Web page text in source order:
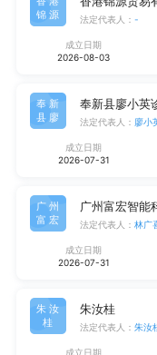
锦源
法定代表人： -
成立日期
2026-08-03
奉新
县廖
奉新县廖小英
法定代表人： 廖小
成立日期
2026-07-31
广州
富宏
广州富宏智能
法定代表人： 林广
成立日期
2026-07-31
朱汝
桂
朱汝桂
法定代表人： 朱汝
成立日期